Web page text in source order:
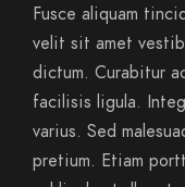
Fusce aliquam
velit sit amet
dictum. Curabitur
facilisis ligula.
varius. Sed
pretium. Etiam